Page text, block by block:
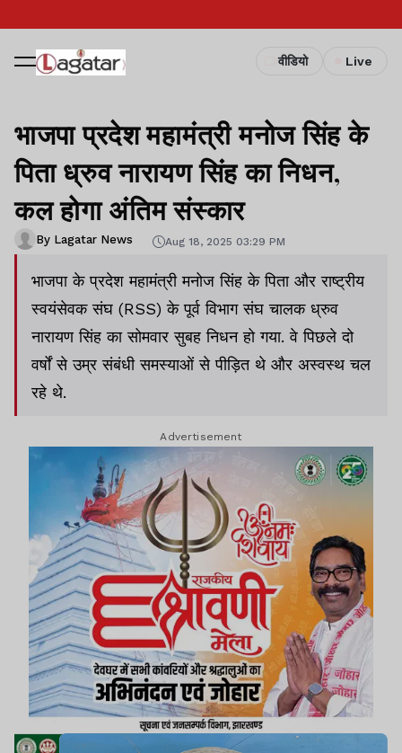
वीडियो Live
भाजपा प्रदेश महामंत्री मनोज सिंह के
पिता ध्रुव नारायण सिंह का निधन,
कल होगा अंतिम संस्कार
By Lagatar News Aug 18, 2025 03:29 PM
भाजपा के प्रदेश महामंत्री मनोज सिंह के पिता और राष्ट्रीय
स्वयंसेवक संघ (RSS) के पूर्व विभाग संघ चालक ध्रुव
नारायण सिंह का सोमवार सुबह निधन हो गया. वे पिछले दो
वर्षों से उम्र संबंधी समस्याओं से पीड़ित थे और अस्वस्थ चल
रहे थे.
Advertisement